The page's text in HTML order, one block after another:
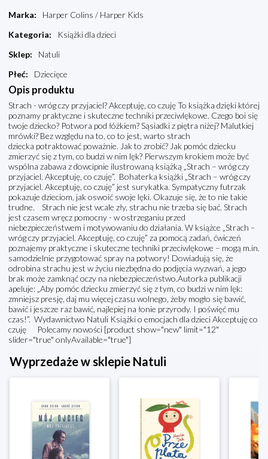
Marka:
Harper Colins / Harper Kids
Kategoria:
Książki dla dzieci
Sklep:
Natuli
Płeć: Dziecięce
Opis produktu
Strach - wróg czy przyjaciel? Akceptuję, co czuję To książka dzięki której
poznamy praktyczne i skuteczne techniki przeciwlękowe. Czego boi się
twoje dziecko? Potwora pod łóżkiem? Sąsiadki z piętra niżej? Malutkiej
mrówki? Bez względu na to, co to jest, warto strach
dziecka potraktować poważnie. Jak to zrobić? Jak pomóc dziecku
zmierzyć się z tym, co budzi w nim lęk? Pierwszym krokiem może być
wspólna zabawa z dowcipnie ilustrowaną książką „Strach – wróg czy
przyjaciel. Akceptuję, co czuję”. Bohaterka książki „Strach – wróg czy
przyjaciel. Akceptuję, co czuję” jest surykatka. Sympatyczny futrzak
pokazuje dzieciom, jak oswoić swoje lęki. Okazuje się, że to nie takie
trudne. Strach nie jest wcale zły, strachu nie trzeba się bać. Strach
jest czasem wręcz pomocny - w ostrzeganiu przed
niebezpieczeństwem i motywowaniu do działania. W książce „Strach –
wróg czy przyjaciel. Akceptuję, co czuję” za pomocą zadań, ćwiczeń
poznajemy praktyczne i skuteczne techniki przeciwlękowe – mogą m.in.
samodzielnie przygotować spray na potwory! Dowiadują się, że
odrobina strachu jest w życiu niezbędna do podjęcia wyzwań, a jego
brak może zamknąć oczy na niebezpieczeństwo.Autorka publikacji
apeluje: „Aby pomóc dziecku zmierzyć się z tym, co budzi w nim lęk:
zmniejsz presję, daj mu więcej czasu wolnego, żeby mogło się bawić,
bawić i jeszcze raz bawić, najlepiej na łonie przyrody. I poświęć mu
czas!”. Wydawnictwo Natuli Książki o emocjach dla dzieci Akceptuję co
czuję Polecamy nowości [product show="new" limit="12"
slider="true" onlyAvailable="true"]
Wyprzedaże w sklepie Natuli